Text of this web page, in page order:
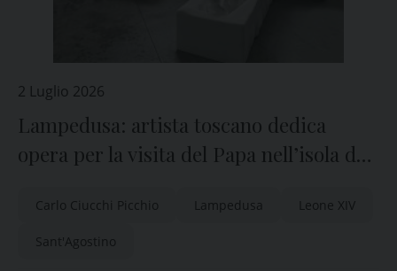
2 Luglio 2026
Lampedusa: artista toscano dedica
opera per la visita del Papa nell’isola del
Carlo Ciucchi Picchio Lampedusa Leone XIV
Sant'Agostino